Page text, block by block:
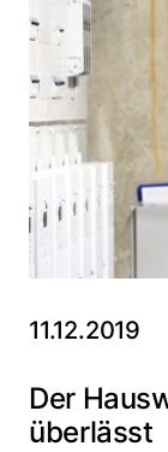
11.12.2019
Der
überlässt